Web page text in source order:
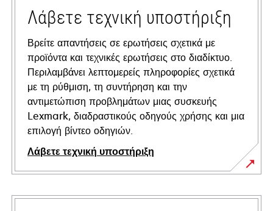
Λάβετε τεχνική υποστήριξη
Βρείτε απαντήσεις σε ερωτήσεις σχετικά με
προϊόντα και τεχνικές ερωτήσεις στο διαδίκτυο.
Περιλαμβάνει λεπτομερείς πληροφορίες σχετικά
με τη ρύθμιση, τη συντήρηση και την
αντιμετώπιση προβλημάτων μιας συσκευής
Lexmark, διαδραστικούς οδηγούς χρήσης και μια
επιλογή βίντεο οδηγιών.
Λάβετε τεχνική υποστήριξη
opens
in